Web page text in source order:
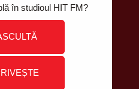
în studioul HIT FM?